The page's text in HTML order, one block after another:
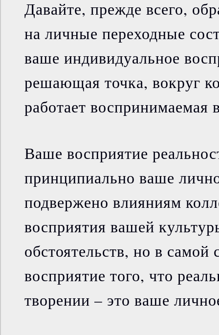
Давайте, прежде всего,
на личные переходные
ваше индивидуальное
решающая точка, вокруг
работает воспринимаемая
Ваше восприятие
принципиально ваше
подвержено влияниям
восприятия вашей
обстоятельств, но в самой
восприятие того, что
творении – это ваше